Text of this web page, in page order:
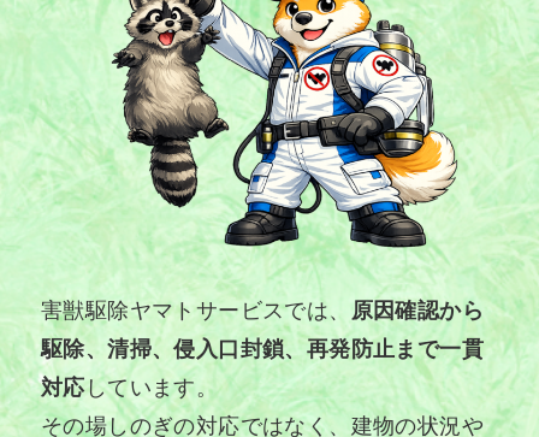
害獣駆除ヤマトサービスでは、 原因確認から
駆除、清掃、侵入口封鎖、再発防止まで一貫
対応しています。
その場しのぎの対応ではなく、建物の状況や